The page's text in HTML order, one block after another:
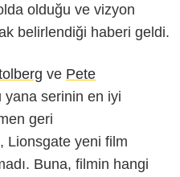
olduğu ve vizyon
belirlendiği haberi geldi.
ve Pete
yana serinin en iyi
geri
Lionsgate yeni film
Buna, filmin hangi